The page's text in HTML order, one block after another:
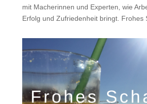
mit Macherinnen und Experten, wie
Erfolg und Zufriedenheit bringt. Frohes